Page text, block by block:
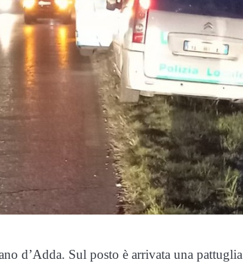
d’Adda. Sul posto è arrivata una